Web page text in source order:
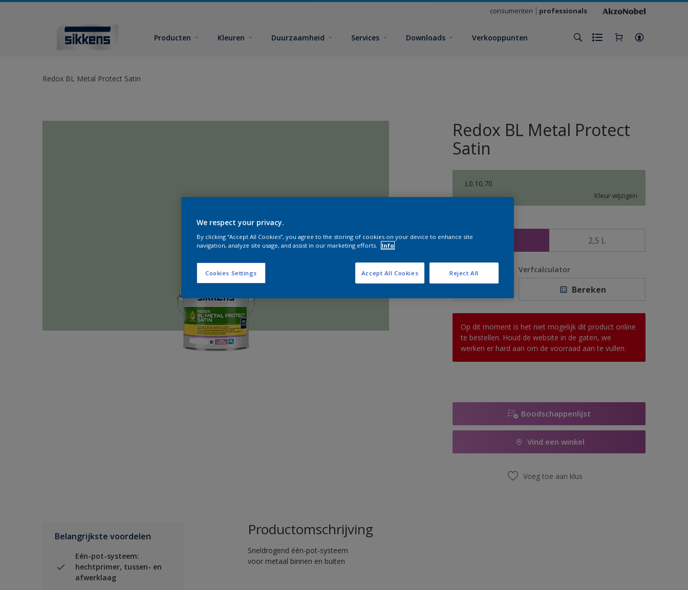
consumenten professionals
Producten Kleuren Duurzaamheid Services Downloads Verkooppunten
Redox BL Metal Protect Satin
Redox BL Metal Protect
Satin
L0.10.70
Kleur wijzigen
2,5 L
Aantal Verfcalculator
Bereken
Op dit moment is het niet mogelijk dit product online
te bestellen. Houd de website in de gaten, we
werken er hard aan om de voorraad aan te vullen.
Boodschappenlijst
Vind een winkel
Voeg toe aan klus
Belangrijkste voordelen
Eén-pot-systeem:
hechtprimer, tussen- en
afwerklaag
Productomschrijving
Sneldrogend één-pot-systeem
voor metaal binnen en buiten
We respect your privacy.
By clicking “Accept All Cookies”, you agree to the storing of cookies on your device to enhance site
navigation, analyze site usage, and assist in our marketing efforts.
Info
Cookies Settings Reject All
Accept All Cookies